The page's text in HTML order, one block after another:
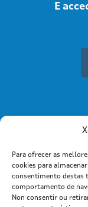
Para ofrecer as
cookies para
consentimento destas
comportamento de
Non consentir ou
E
Información